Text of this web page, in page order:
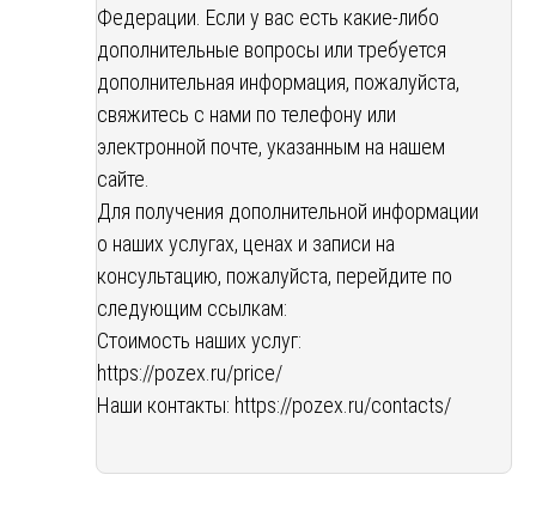
Федерации. Если у вас есть какие-либо
дополнительные вопросы или требуется
дополнительная информация, пожалуйста,
свяжитесь с нами по телефону или
электронной почте, указанным на нашем
сайте.
Для получения дополнительной информации
о наших услугах, ценах и записи на
консультацию, пожалуйста, перейдите по
следующим ссылкам:
Стоимость наших услуг:
https://pozex.ru/price/
Наши контакты: https://pozex.ru/contacts/